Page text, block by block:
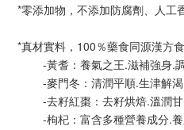
*零添加物，不添加防腐劑、人工
*真材實料，100％藥食同源漢方
-黃耆：養氣之王.滋補強身.
-麥門冬：清潤平順.生津解
-去籽紅棗：去籽烘焙.溫潤
-枸杞：富含多種營養成分.